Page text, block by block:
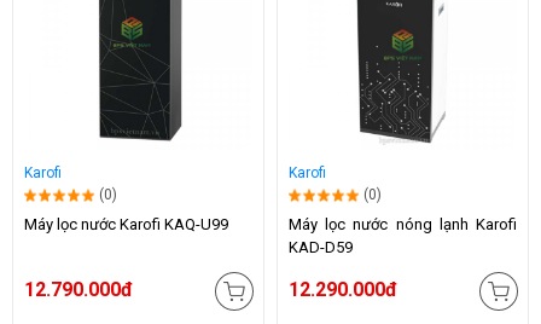
Karofi
(0)
Máy lọc nước Karofi KAQ-U99
12.790.000đ
Karofi
(0)
Máy lọc nước nóng lạnh Karofi
KAD-D59
12.290.000đ